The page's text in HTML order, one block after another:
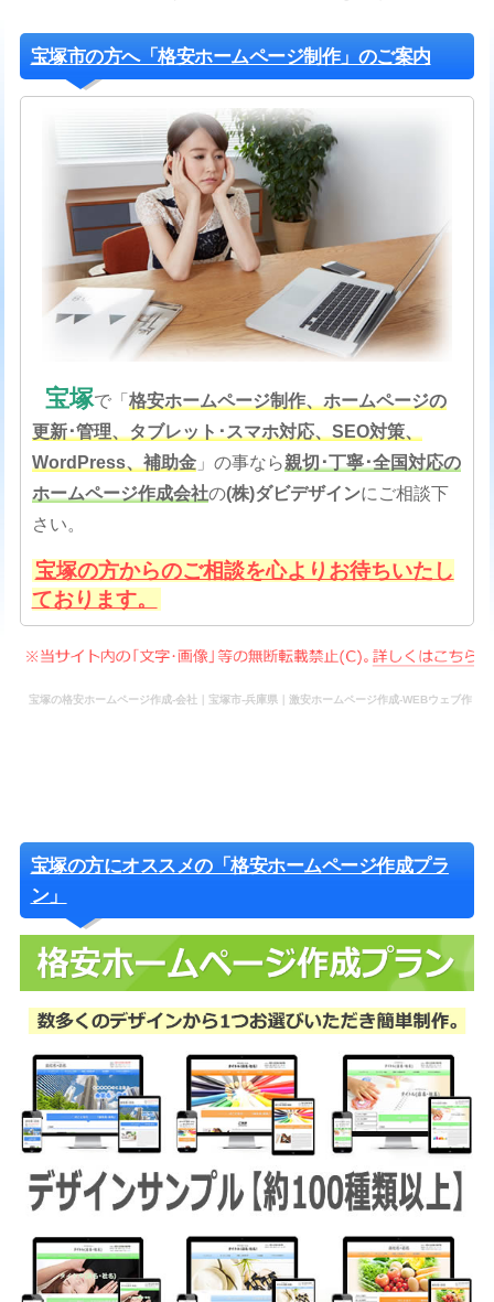
宝塚市の方へ「格安ホームページ制作」のご案内
宝塚で「 格安ホームページ制作、ホームページの
更新･管理、タブレット･スマホ対応、SEO対策、
WordPress、補助金」の事なら親切･丁寧･全国対応の
ホームページ作成会社の(株)ダビデザインにご相談下
さい。
宝塚の方からのご相談を心よりお待ちいたし
ております。
宝塚の格安ホームページ作成-会社｜宝塚市-兵庫県｜激安ホームページ作成-WEBウェブ作
宝塚の方にオススメの「格安ホームページ作成プラ
ン」